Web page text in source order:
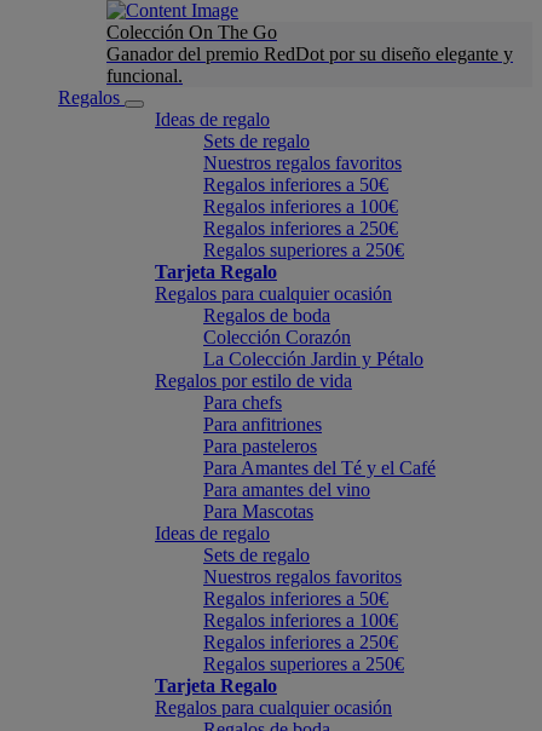
Colección On The Go
Ganador del premio RedDot por su diseño elegante y
funcional.
Regalos
Ideas de regalo
Sets de regalo
Nuestros regalos favoritos
Regalos inferiores a 50€
Regalos inferiores a 100€
Regalos inferiores a 250€
Regalos superiores a 250€
Tarjeta Regalo
Regalos para cualquier ocasión
Regalos de boda
Colección Corazón
La Colección Jardin y Pétalo
Regalos por estilo de vida
Para chefs
Para anfitriones
Para pasteleros
Para Amantes del Té y el Café
Para amantes del vino
Para Mascotas
Ideas de regalo
Sets de regalo
Nuestros regalos favoritos
Regalos inferiores a 50€
Regalos inferiores a 100€
Regalos inferiores a 250€
Regalos superiores a 250€
Tarjeta Regalo
Regalos para cualquier ocasión